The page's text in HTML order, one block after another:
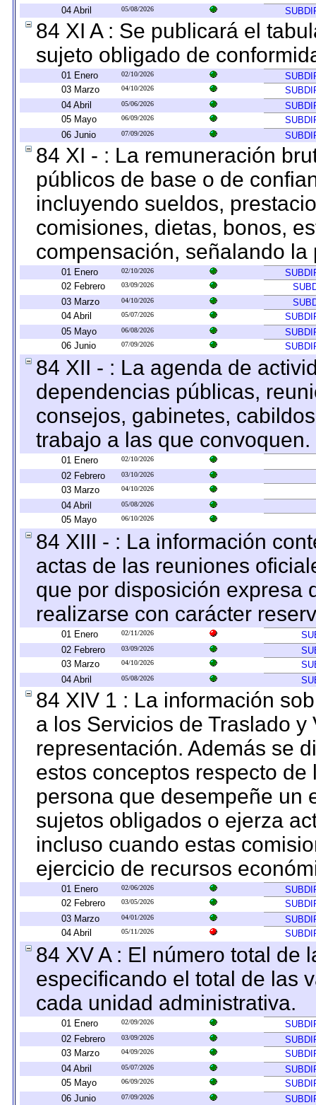
04 Abril
05/08/2026
84 XI A : Se publicará el
sujeto obligado de
01 Enero 02/10/2026
03 Marzo
04/10/2026
04 Abril
05/06/2026
05 Mayo
06/09/2026
06 Junio
07/09/2026
84 XI - : La remuneración
públicos de base o de
incluyendo sueldos,
comisiones, dietas, bonos,
compensación, señalando
01 Enero 02/10/2026
02 Febrero
03/09/2026
03 Marzo
04/10/2026
04 Abril
05/07/2026
05 Mayo
06/08/2026
06 Junio
07/09/2026
84 XII - : La agenda de
dependencias públicas,
consejos, gabinetes,
trabajo a las que convoquen.
01 Enero 02/10/2026
02 Febrero 03/10/2026
03 Marzo 04/10/2026
04 Abril 05/08/2026
05 Mayo 06/10/2026
84 XIII - : La información
actas de las reuniones
que por disposición expresa
realizarse con carácter
01 Enero 02/11/2026
02 Febrero
03/09/2026
03 Marzo
04/10/2026
04 Abril
05/08/2026
84 XIV 1 : La información
a los Servicios de Traslado
representación. Además se
estos conceptos respecto
persona que desempeñe un
sujetos obligados o ejerza
incluso cuando estas
ejercicio de recursos
01 Enero 02/06/2026
02 Febrero
03/05/2026
03 Marzo
04/01/2026
04 Abril
05/11/2026
84 XV A : El número total de
especificando el total de las
cada unidad administrativa.
01 Enero 02/09/2026
02 Febrero
03/09/2026
03 Marzo
04/09/2026
04 Abril
05/07/2026
05 Mayo
06/09/2026
06 Junio
07/09/2026